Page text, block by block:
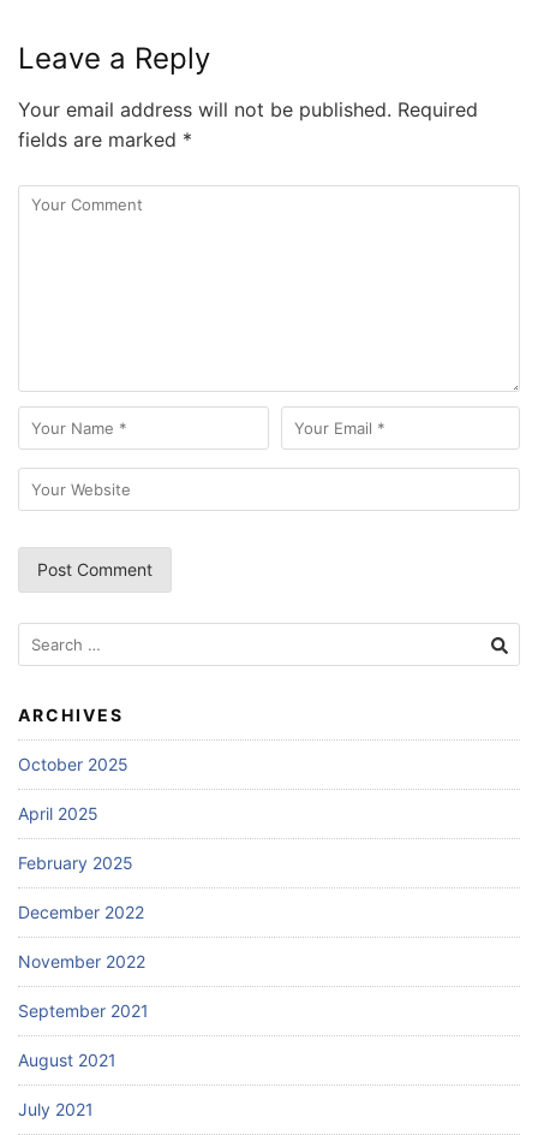
Leave a Reply
Your email address will not be published. Required
fields are marked *
Search
for:
ARCHIVES
October 2025
April 2025
February 2025
December 2022
November 2022
September 2021
August 2021
July 2021